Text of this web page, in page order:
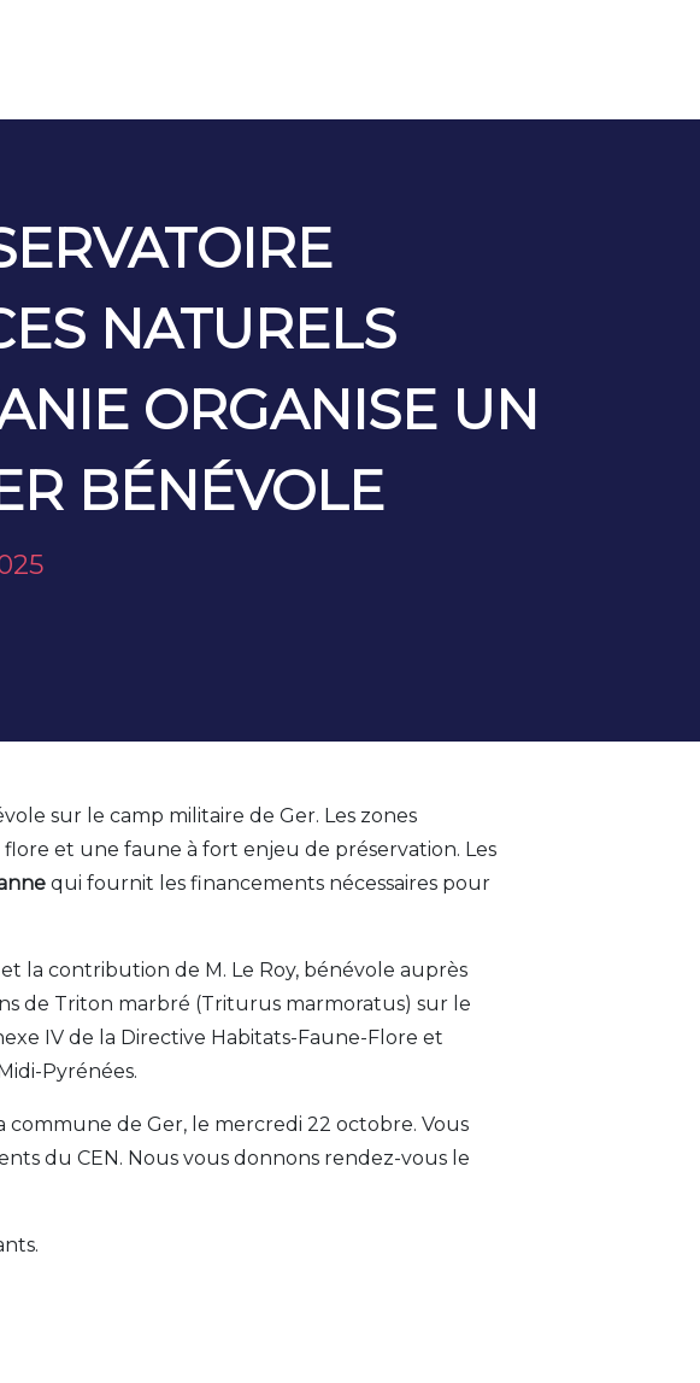
NATURELS
ORGANISE UN
BÉNÉVOLE
sur le camp militaire de Ger. Les zones
et une faune à fort enjeu de préservation. Les
qui fournit les financements nécessaires pour
la contribution de M. Le Roy, bénévole auprès
de Triton marbré (Triturus marmoratus) sur le
IV de la Directive Habitats-Faune-Flore et
Pyrénées.
commune de Ger, le mercredi 22 octobre. Vous
du CEN. Nous vous donnons rendez-vous le